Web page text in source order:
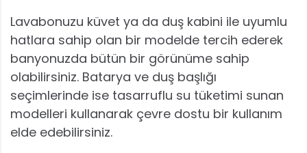
Lavabonuzu küvet ya da duş kabini ile uyumlu
hatlara sahip olan bir modelde tercih ederek
banyonuzda bütün bir görünüme sahip
olabilirsiniz. Batarya ve duş başlığı
seçimlerinde ise tasarruflu su tüketimi sunan
modelleri kullanarak çevre dostu bir kullanım
elde edebilirsiniz.